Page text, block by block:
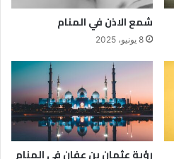
شمع الاذن في المنام
8 يونيو، 2025
رؤية عثمان بن عفان في المنام